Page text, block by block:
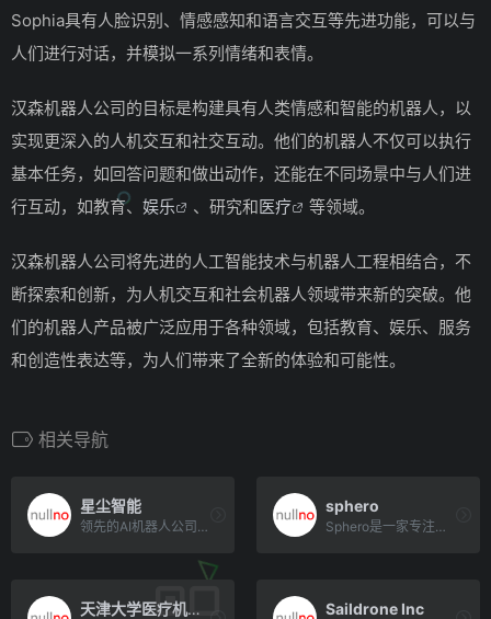
Sophia具有人脸识别、情感感知和语言交互等先进功能，可以与
人们进行对话，并模拟一系列情绪和表情。
汉森机器人公司的目标是构建具有人类情感和智能的机器人，以
实现更深入的人机交互和社交互动。他们的机器人不仅可以执行
基本任务，如回答问题和做出动作，还能在不同场景中与人们进
行互动，如教育、 娱乐 、研究和医疗 等领域。
汉森机器人公司将先进的人工智能技术与机器人工程相结合，不
断探索和创新，为人机交互和社会机器人领域带来新的突破。他
们的机器人产品被广泛应用于各种领域，包括教育、娱乐、服务
和创造性表达等，为人们带来了全新的体验和可能性。
相关导航
星尘智能
领先的AI机器人公司，让智能通用机器人走进千家万户。穿越苦旅，以达星尘星尘智能（Astribot）致力于[…]
sphero
Sphero是一家专注于制造球形机器人玩具的公司。该公司最知名的产品是Sphero机器人球，可以使用智能手机或[…]
天津大学医疗机器人与智能系统研究院 Saildrone Inc